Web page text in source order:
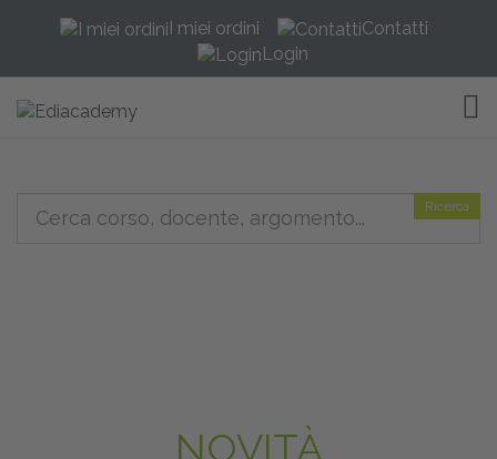
I miei ordini
Contatti
Login
Ricerca
NOVITÀ